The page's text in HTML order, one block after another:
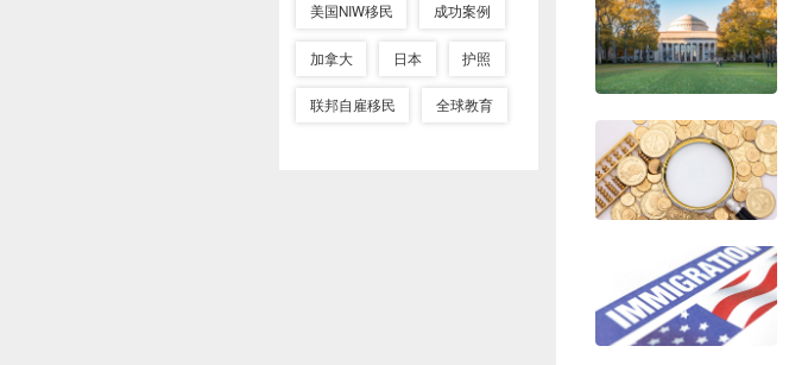
美国NIW移民 成功案例
加拿大 日本 护照
联邦自雇移民 全球教育